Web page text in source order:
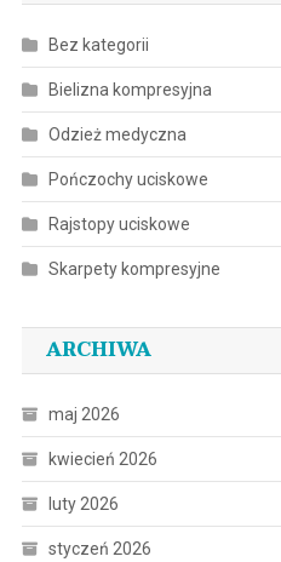
Bez kategorii
Bielizna kompresyjna
Odzież medyczna
Pończochy uciskowe
Rajstopy uciskowe
Skarpety kompresyjne
ARCHIWA
maj 2026
kwiecień 2026
luty 2026
styczeń 2026